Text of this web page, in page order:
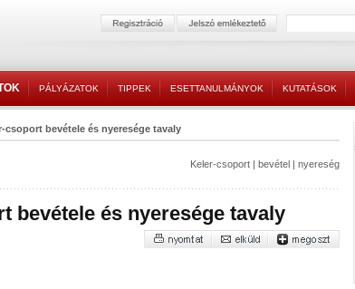
PÁLYÁZATOK TIPPEK ESETTANULMÁNYOK KUTATÁSOK
csoport bevétele és nyeresége tavaly
Keler-csoport | bevétel | nyereség
bevétele és nyeresége tavaly